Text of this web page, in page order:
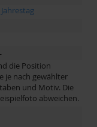
Jahrestag
die Position
je nach gewählter
und Motiv. Die
abweichen.